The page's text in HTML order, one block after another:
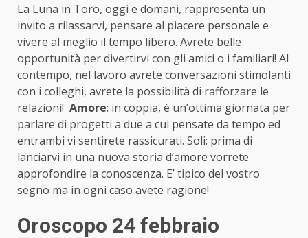
La Luna in Toro, oggi e domani, rappresenta un
invito a rilassarvi, pensare al piacere personale e
vivere al meglio il tempo libero. Avrete belle
opportunità per divertirvi con gli amici o i familiari! Al
contempo, nel lavoro avrete conversazioni stimolanti
con i colleghi, avrete la possibilità di rafforzare le
relazioni! Amore: in coppia, è un’ottima giornata per
parlare di progetti a due a cui pensate da tempo ed
entrambi vi sentirete rassicurati. Soli: prima di
lanciarvi in una nuova storia d’amore vorrete
approfondire la conoscenza. E’ tipico del vostro
segno ma in ogni caso avete ragione!
Oroscopo 24 febbraio